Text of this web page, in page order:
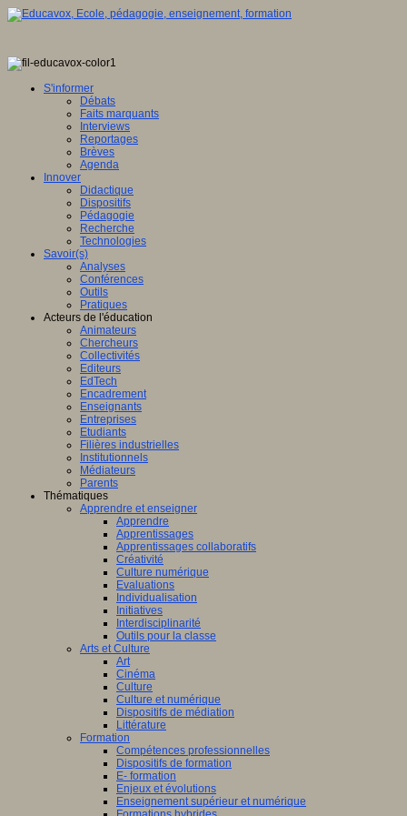
S'informer
Débats
Faits marquants
Interviews
Reportages
Brèves
Agenda
Innover
Didactique
Dispositifs
Pédagogie
Recherche
Technologies
Savoir(s)
Analyses
Conférences
Outils
Pratiques
Acteurs de l'éducation
Animateurs
Chercheurs
Collectivités
Editeurs
EdTech
Encadrement
Enseignants
Entreprises
Etudiants
Filières industrielles
Institutionnels
Médiateurs
Parents
Thématiques
Apprendre et enseigner
Apprendre
Apprentissages
Apprentissages collaboratifs
Créativité
Culture numérique
Evaluations
Individualisation
Initiatives
Interdisciplinarité
Outils pour la classe
Arts et Culture
Art
Cinéma
Culture
Culture et numérique
Dispositifs de médiation
Littérature
Formation
Compétences professionnelles
Dispositifs de formation
E- formation
Enjeux et évolutions
Enseignement supérieur et numérique